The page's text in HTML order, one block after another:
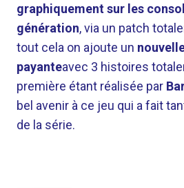
graphiquement sur les
génération, via un patch
tout cela on ajoute un
payanteavec 3 histoires
première étant réalisée par
bel avenir à ce jeu qui a fait
de la série.